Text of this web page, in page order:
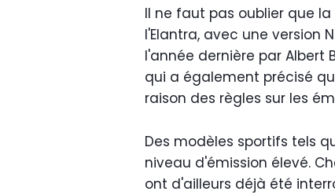
Il ne faut pas oublier que
l'Elantra, avec une version
l'année dernière par Albert
qui a également précisé
raison des règles sur les
Des modèles sportifs tels
niveau d'émission élevé.
ont d'ailleurs déjà été